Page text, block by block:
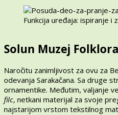
Funkcija uređaja: ispiranje i
Solun Muzej
Naročitu zanimljivost za ovu za
odevanja Sarakačana. Sa druge
ornamentike. Međutim, valjanje
filc, netkani materijal za svoje
najstarijom vrstom tekstilnog